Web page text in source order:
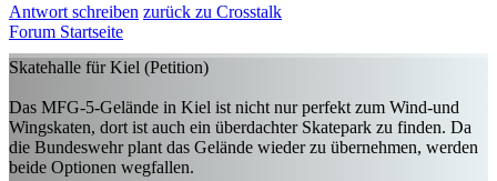
Antwort schreiben zurück zu Crosstalk
Forum Startseite
Skatehalle für Kiel (Petition)
Das MFG-5-Gelände in Kiel ist nicht nur perfekt zum Wind-und
Wingskaten, dort ist auch ein überdachter Skatepark zu finden. Da
die Bundeswehr plant das Gelände wieder zu übernehmen, werden
beide Optionen wegfallen.